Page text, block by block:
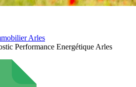
Arles
Performance Energétique Arles